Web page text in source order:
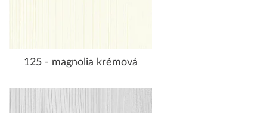
125 - magnolia krémová